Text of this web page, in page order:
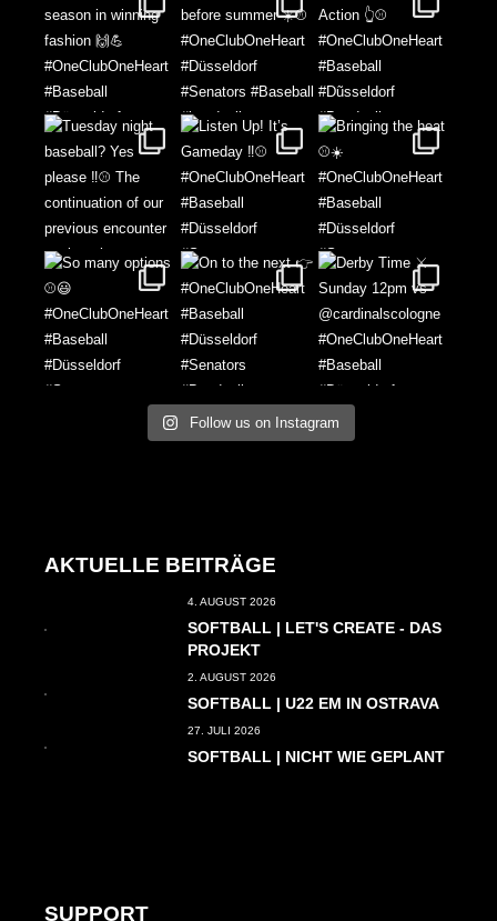
Follow us on Instagram
AKTUELLE BEITRÄGE
4. AUGUST 2026
SOFTBALL | LET'S CREATE - DAS
PROJEKT
2. AUGUST 2026
SOFTBALL | U22 EM IN OSTRAVA
27. JULI 2026
SOFTBALL | NICHT WIE GEPLANT
SUPPORT